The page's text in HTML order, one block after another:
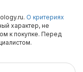
О критериях
характер, не
к покупке. Перед